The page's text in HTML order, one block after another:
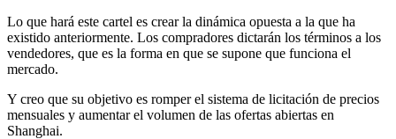
Lo que hará este cartel es crear la dinámica opuesta a la que ha
existido anteriormente. Los compradores dictarán los términos a los
vendedores, que es la forma en que se supone que funciona el
mercado.
Y creo que su objetivo es romper el sistema de licitación de precios
mensuales y aumentar el volumen de las ofertas abiertas en
Shanghai.